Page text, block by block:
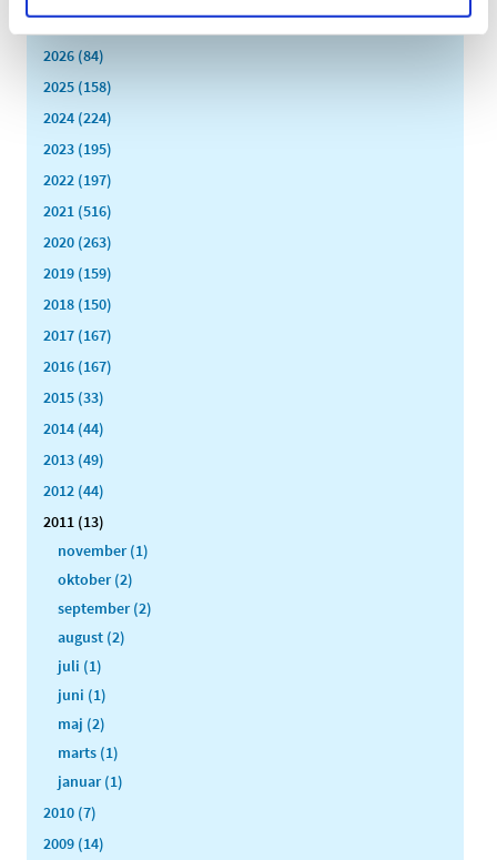
TID
2026 (84)
2025 (158)
2024 (224)
2023 (195)
2022 (197)
2021 (516)
2020 (263)
2019 (159)
2018 (150)
2017 (167)
2016 (167)
2015 (33)
2014 (44)
2013 (49)
2012 (44)
2011 (13)
november (1)
oktober (2)
september (2)
august (2)
juli (1)
juni (1)
maj (2)
marts (1)
januar (1)
2010 (7)
2009 (14)